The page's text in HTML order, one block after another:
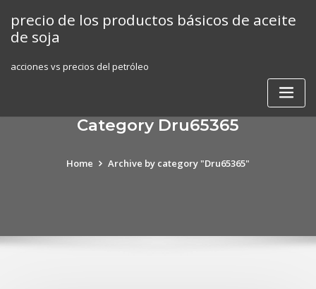
content
precio de los productos básicos de aceite
de soja
acciones vs precios del petróleo
Category Dru65365
Home Archive by category "Dru65365"